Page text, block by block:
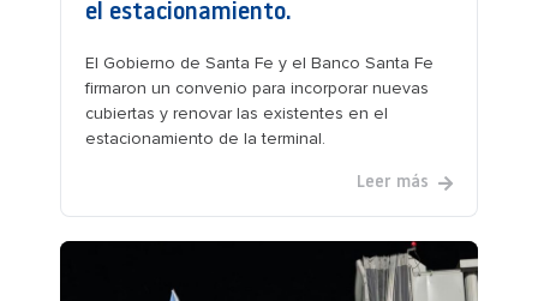
el estacionamiento.
El Gobierno de Santa Fe y el Banco Santa Fe
firmaron un convenio para incorporar nuevas
cubiertas y renovar las existentes en el
estacionamiento de la terminal.
Leer más